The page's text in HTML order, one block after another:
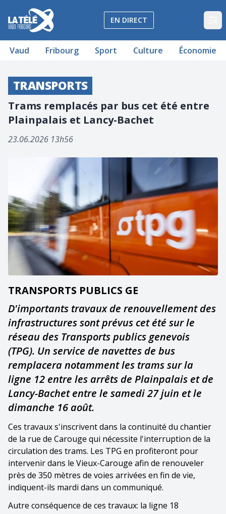
La Télé - Télévision régionale Vaud et Fribourg
EN DIRECT
Vaud Fribourg Sport Culture Économie
TRANSPORTS
Trams remplacés par bus cet été entre
Plainpalais et Lancy-Bachet
23.06.2026 13h56
TRANSPORTS PUBLICS GE
D'importants travaux de renouvellement des
infrastructures sont prévus cet été sur le
réseau des Transports publics genevois
(TPG). Un service de navettes de bus
remplacera notamment les trams sur la
ligne 12 entre les arrêts de Plainpalais et de
Lancy-Bachet entre le samedi 27 juin et le
dimanche 16 août.
Ces travaux s'inscrivent dans la continuité du chantier
de la rue de Carouge qui nécessite l'interruption de la
circulation des trams. Les TPG en profiteront pour
intervenir dans le Vieux-Carouge afin de renouveler
près de 350 mètres de voies arrivées en fin de vie,
indiquent-ils mardi dans un communiqué.
Autre conséquence de ces travaux: la ligne 18